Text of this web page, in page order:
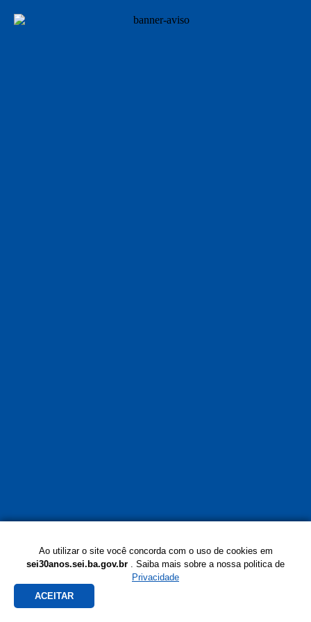
Ao utilizar o site você concorda com o uso de cookies em
sei30anos.sei.ba.gov.br . Saiba mais sobre a nossa politica de
Privacidade
ACEITAR